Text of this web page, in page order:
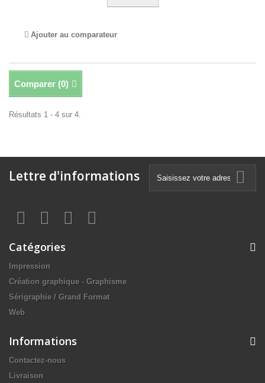
Ajouter au comparateur
Comparer (0)
Résultats 1 - 4 sur 4.
Lettre d'informations
Catégories
Impression
Création graphique - Graphisme
Sérigraphie / Grand Format
Web
Informations
Contactez-nous
Livraison